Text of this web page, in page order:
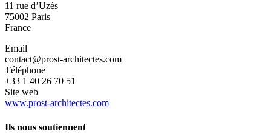
11 rue d’Uzès
75002 Paris
France
Email
contact@prost-architectes.com
Téléphone
+33 1 40 26 70 51
Site web
www.prost-architectes.com
Ils nous soutiennent